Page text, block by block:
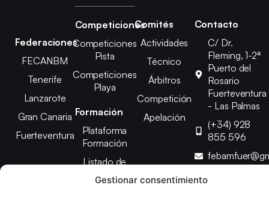
Gestionar consentimiento
Federaciones
FECANBM
Tenerife
Lanzarote
Gran Canaria
Fuerteventura
Competiciones
Competiciones
Pista
Competiciones
Playa
Formación
Plataforma
Formación
Listado de
Cursos
Comités
Actividades
Técnico
Árbitros
Competición
Apelación
Contacto
C/ Dr.
Fleming, 1-2ª
Puerto del
Rosario
Fuerteventura
- Las Palmas
(+34) 928
855 596